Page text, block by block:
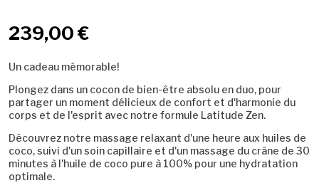
239,00 €
Un cadeau mémorable!
Plongez dans un cocon de bien-être absolu en duo, pour
partager un moment délicieux de confort et d'harmonie du
corps et de l'esprit avec notre formule Latitude Zen.
Découvrez notre massage relaxant d'une heure aux huiles de
coco, suivi d'un soin capillaire et d'un massage du crâne de 30
minutes à l'huile de coco pure à 100% pour une hydratation
optimale.